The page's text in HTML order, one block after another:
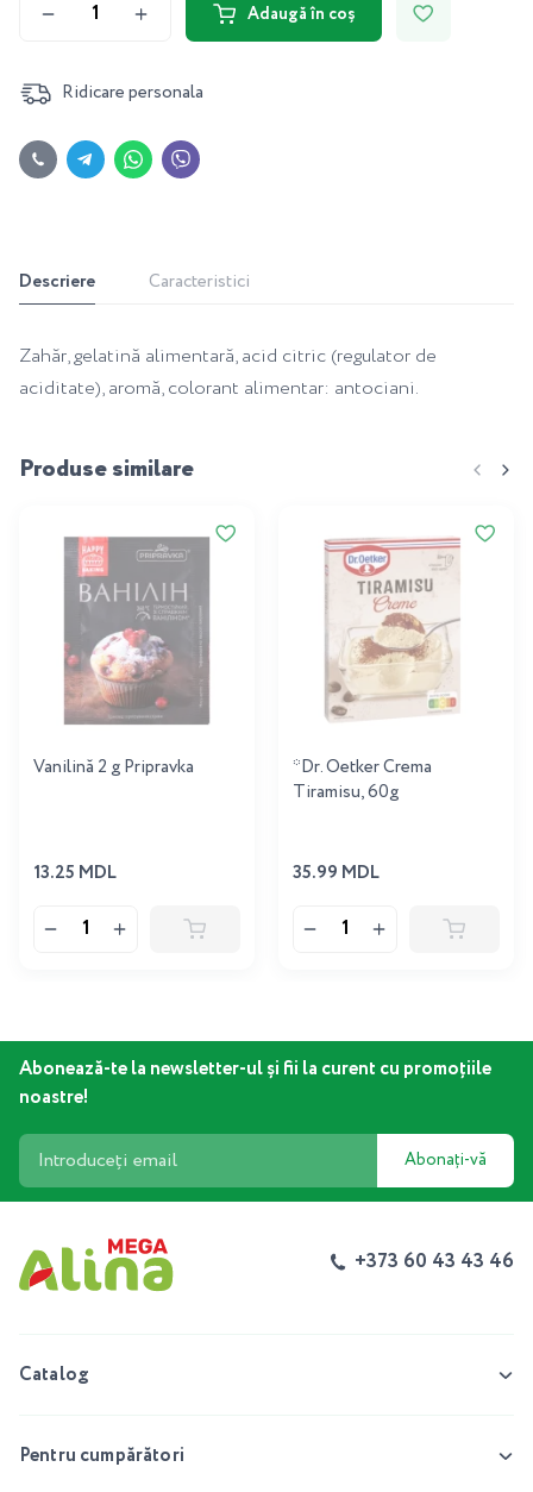
Adaugă în coș
Ridicare personala
Descriere Caracteristici
Zahăr, gelatină alimentară, acid citric (regulator de
aciditate), aromă, colorant alimentar: antociani.
Produse similare
Vanilină 2 g Pripravka
13.25 MDL
*Dr. Oetker Crema
Tiramisu, 60g
35.99 MDL
Abonează-te la newsletter-ul și fii la curent cu promoțiile
noastre!
Abonați-vă
+373 60 43 43 46
Catalog
Pentru cumpărători